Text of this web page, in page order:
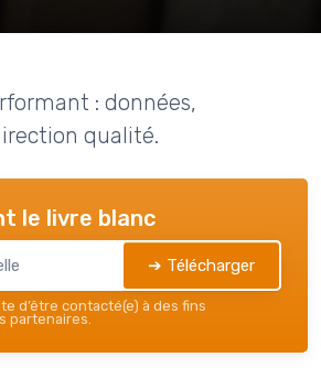
: données,
qualité.
le livre blanc
➔ Télécharger
d’être contacté(e) à des fins
partenaires.